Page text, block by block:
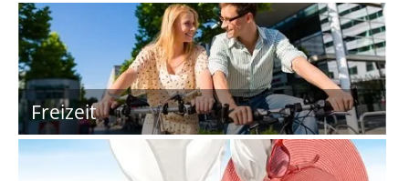
Freizeit